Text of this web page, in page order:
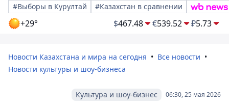
#Выборы в Курултай
#Казахстан в сравнении
+29° $467.48 €539.52 ₽5.73
Новости Казахстана и мира на сегодня
Все новости
Новости культуры и шоу-бизнеса
06:30, 25 мая 2026
Культура и шоу-бизнес